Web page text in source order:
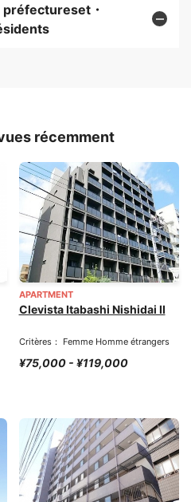
・
récemment
APARTMENT
Clevista Itabashi Nishidai II
Critères： Femme Homme étrangers
¥75,000 - ¥119,000